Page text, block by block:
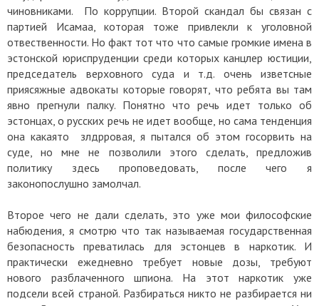
чиновниками. По коррупции. Второй скандал бы связан с
партией Исамаа, которая тоже привлекли к уголовной
отвественности. Но факт тот что что самые громкие имена в
эстонской юриспруденции среди которых канцлер юстиции,
председатель верховного суда и т.д. очень изветсные
приясяжные адвокаты которые говорят, что ребята вы там
явно прегнули палку. Понятно что речь идет только об
эстонцах, о русских речь не идет вообще, но сама тенденция
она какаято злдрровая, я пытался об этом госорвить на
суде, но мне не позволили этого сделать, предложив
политику здесь проповедовать, после чего я
законопослушно замолчал.
Второе чего не дали сделать, это уже мои философские
набюдения, я смотрю что так называемая государственная
безопасность преватилась для эстонцев в наркотик. И
практически ежедневно требует новые дозы, требуют
нового разблаченного шпиона. На этот наркотик уже
подсели всей страной. Разбираться никто не разбирается ни